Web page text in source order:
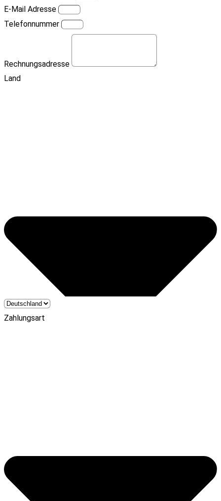
E-Mail Adresse
Telefonnummer
Rechnungsadresse
Land
Zahlungsart